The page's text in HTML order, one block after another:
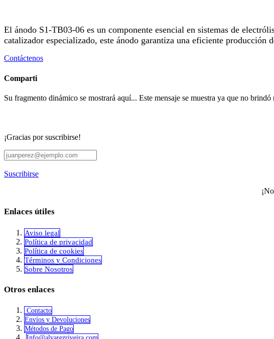
El ánodo S1-TB03-06 es un componente esencial en sistemas de
catalizador especializado, este ánodo garantiza una eficiente
Contáctenos
Comparti
Su fragmento dinámico se mostrará aquí... Este mensaje se muestra ya que no
¡Gracias por suscribirse!
Suscribirse
Enlaces útiles
Aviso legal
Política de privacidad
​Política de cookies
Términos y Condiciones
Sobre Nosotros
Otros enlaces
Contacto
Envíos y Devoluciones
Métodos de Pago